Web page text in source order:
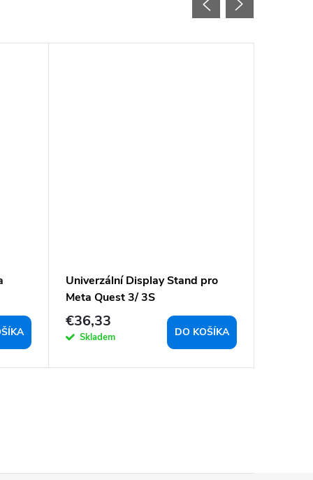
Univerzální Display Stand pro
Meta Quest 3/ 3S
€36,33
Skladem DO KOŠÍKA